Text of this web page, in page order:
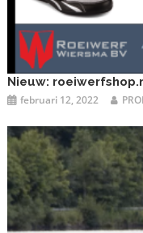
Nieuw:
februari 12, 2022